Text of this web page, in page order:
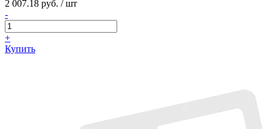
2 007.18 руб. / шт
-
+
Купить